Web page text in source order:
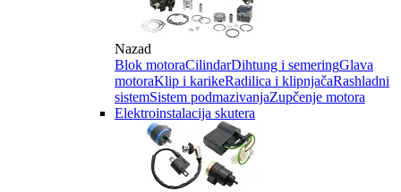
Nazad
Blok motoraCilindarDihtung i semeringGlava
motoraKlip i karikeRadilica i klipnjačaRashladni
sistemSistem podmazivanjaZupčenje motora
Elektroinstalacija skutera